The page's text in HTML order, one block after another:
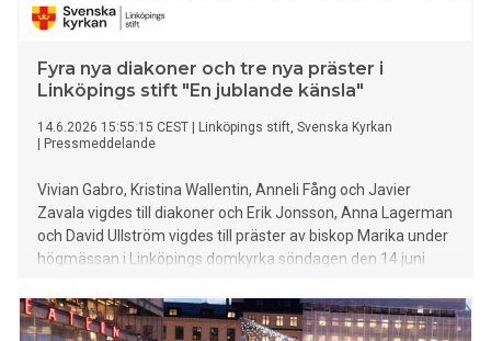
Fyra nya diakoner och tre nya präster i
Linköpings stift "En jublande känsla"
14.6.2026 15:55:15 CEST
Linköpings stift, Svenska Kyrkan
Pressmeddelande
Vivian Gabro, Kristina Wallentin, Anneli Fång och Javier
Zavala vigdes till diakoner och Erik Jonsson, Anna Lagerman
och David Ullström vigdes till präster av biskop Marika under
högmässan i Linköpings domkyrka söndagen den 14 juni